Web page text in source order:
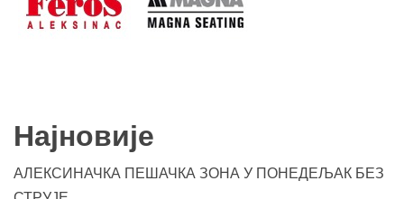
Најновије
АЛЕКСИНАЧКА ПЕШАЧКА ЗОНА У ПОНЕДЕЉАК БЕЗ